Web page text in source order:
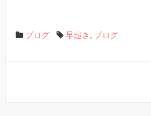
ブログ 早起き , ブログ